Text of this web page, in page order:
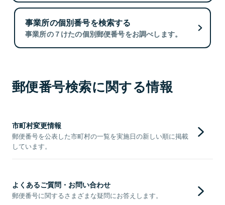
事業所の個別番号を検索する
事業所の７けたの個別郵便番号をお調べします。
郵便番号検索に関する情報
市町村変更情報
郵便番号を公表した市町村の一覧を実施日の新しい順に掲載
しています。
よくあるご質問・お問い合わせ
郵便番号に関するさまざまな疑問にお答えします。